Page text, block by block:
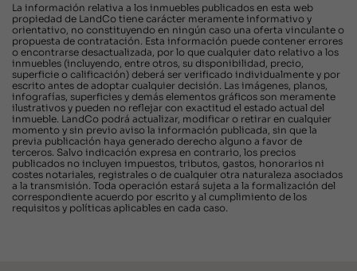
La información relativa a los inmuebles publicados en esta web
propiedad de LandCo tiene carácter meramente informativo y
orientativo, no constituyendo en ningún caso una oferta vinculante o
propuesta de contratación. Esta información puede contener errores
o encontrarse desactualizada, por lo que cualquier dato relativo a los
inmuebles (incluyendo, entre otros, su disponibilidad, precio,
superficie o calificación) deberá ser verificado individualmente y por
escrito antes de adoptar cualquier decisión. Las imágenes, planos,
infografías, superficies y demás elementos gráficos son meramente
ilustrativos y pueden no reflejar con exactitud el estado actual del
inmueble. LandCo podrá actualizar, modificar o retirar en cualquier
momento y sin previo aviso la información publicada, sin que la
previa publicación haya generado derecho alguno a favor de
terceros. Salvo indicación expresa en contrario, los precios
publicados no incluyen impuestos, tributos, gastos, honorarios ni
costes notariales, registrales o de cualquier otra naturaleza asociados
a la transmisión. Toda operación estará sujeta a la formalización del
correspondiente acuerdo por escrito y al cumplimiento de los
requisitos y políticas aplicables en cada caso.